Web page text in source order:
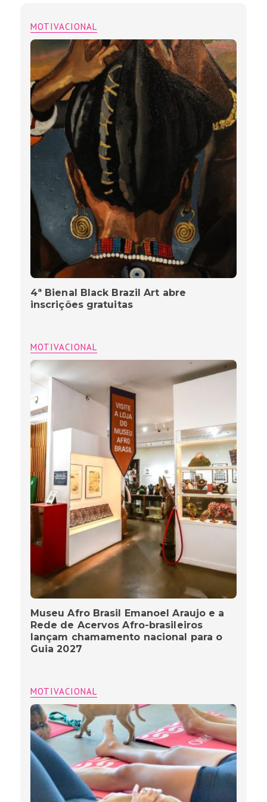
MOTIVACIONAL
4ª Bienal Black Brazil Art abre
inscrições gratuitas
MOTIVACIONAL
Museu Afro Brasil Emanoel Araujo e a
Rede de Acervos Afro-brasileiros
lançam chamamento nacional para o
Guia 2027
MOTIVACIONAL